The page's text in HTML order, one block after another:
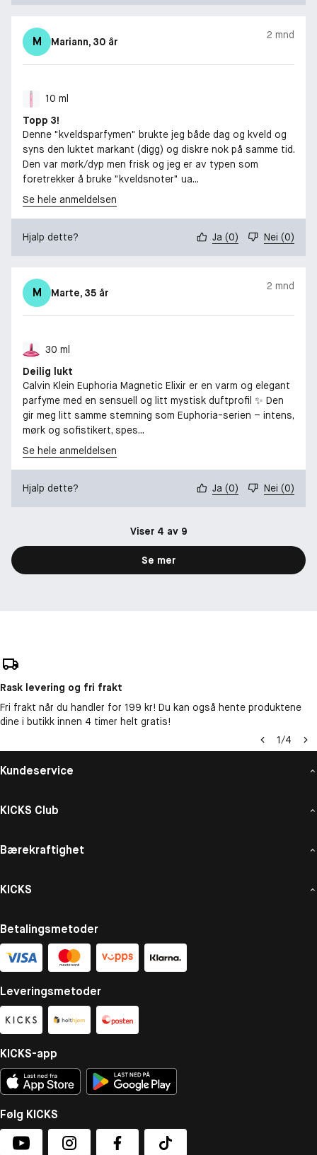
M Mariann, 30 år
2 mnd
10 ml
Topp 3!
Denne "kveldsparfymen" brukte jeg både dag og kveld og
syns den luktet markant (digg) og diskre nok på samme tid.
Den var mørk/dyp men frisk og jeg er av typen som
foretrekker å bruke "kveldsnoter" ua...
Se hele anmeldelsen
Hjalp dette? Ja (0) Nei (0)
M Marte, 35 år
2 mnd
30 ml
Deilig lukt
Calvin Klein Euphoria Magnetic Elixir er en varm og elegant
parfyme med en sensuell og litt mystisk duftprofil ✨ Den
gir meg litt samme stemning som Euphoria-serien – intens,
mørk og sofistikert, spes...
Se hele anmeldelsen
Hjalp dette? Ja (0) Nei (0)
Viser 4 av 9
Se mer
Rask levering og fri frakt
Fri frakt når du handler for 199 kr! Du kan også hente produktene
dine i butikk innen 4 timer helt gratis!
1/4
Kundeservice
KICKS Club
Bærekraftighet
KICKS
Betalingsmetoder
Leveringsmetoder
KICKS-app
Følg KICKS